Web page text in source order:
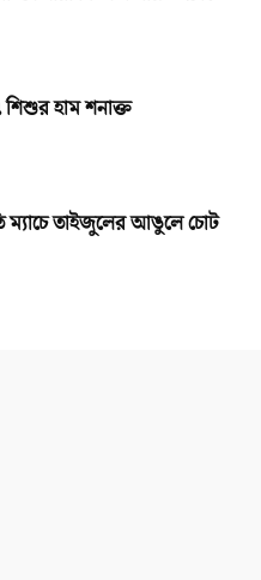
শিশুর হাম শনাক্ত
ম্যাচে তাইজুলের আঙুলে চোট